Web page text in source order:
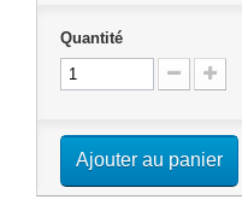
Quantité
Ajouter au panier